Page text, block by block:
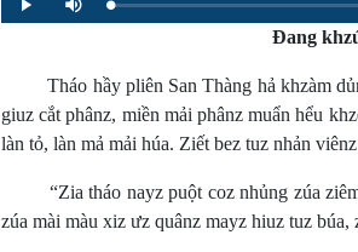
Play Mute Loaded:
0%
Progress:
0%
Đang
Tháo hầy pliên San Thàng hả khzàm
giuz cắt phânz, miền mải phânz muẩn hểu
làn tỏ, làn mả mải húa. Ziết bez tuz nhản
“Zia tháo nayz puột coz nhủng zúa ziêm
zúa mài màu xiz ưz quânz mayz hiuz tuz búa,